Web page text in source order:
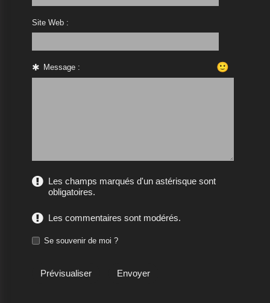
Site Web :
Message : 🙂
Les champs marqués d'un astérisque sont
obligatoires.
Les commentaires sont modérés.
Se souvenir de moi ?